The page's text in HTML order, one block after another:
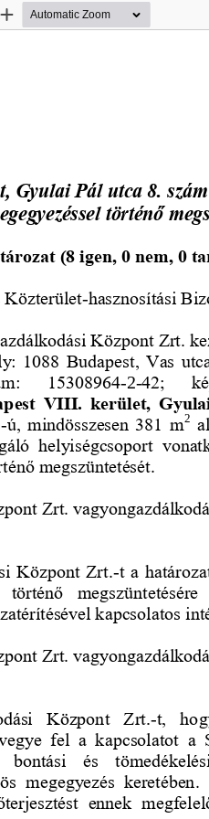
Zoom
Gyulai Pál utca 8.
történő
(8 igen, 0 nem, 0
Közterület-hasznosítási
Központ Zrt.
1088  Budapest, Vas
15308964-2-42;
VIII.  kerület,
-ú , mindösszesen 381 m2
helyiségcsoport
megszüntetését.
Zrt.
Központ Zrt.-t a
történő
kapcsolatos
Zrt.
Központ  Zrt .-t,
fel  a  kapcsolatot  a
bontási
és
megegyezés  keretében.
ennek